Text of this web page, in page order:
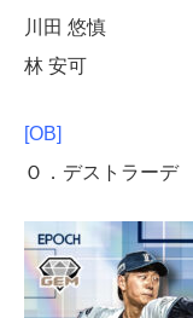
川田 悠慎
林 安可
[OB]
Ｏ．デストラーデ